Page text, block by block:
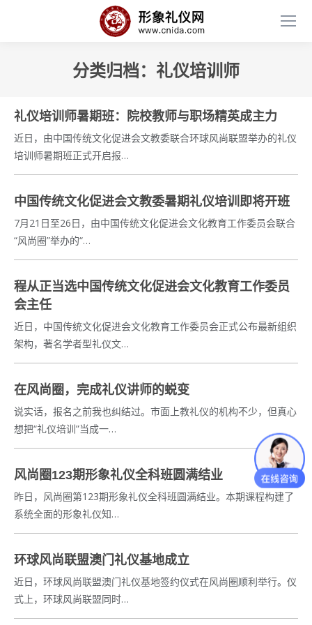
分类归档： 礼仪培训师
礼仪培训师暑期班：院校教师与职场精英成主力
近日，由中国传统文化促进会文教委联合环球风尚联盟举办的礼仪
培训师暑期班正式开启报…
中国传统文化促进会文教委暑期礼仪培训即将开班
7月21日至26日，由中国传统文化促进会文化教育工作委员会联合
“风尚圈”举办的“…
程从正当选中国传统文化促进会文化教育工作委员
会主任
近日，中国传统文化促进会文化教育工作委员会正式公布最新组织
架构，著名学者型礼仪文…
在风尚圈，完成礼仪讲师的蜕变
说实话，报名之前我也纠结过。市面上教礼仪的机构不少，但真心
想把“礼仪培训”当成一…
风尚圈123期形象礼仪全科班圆满结业
昨日，风尚圈第123期形象礼仪全科班圆满结业。本期课程构建了
系统全面的形象礼仪知…
环球风尚联盟澳门礼仪基地成立
近日，环球风尚联盟澳门礼仪基地签约仪式在风尚圈顺利举行。仪
式上，环球风尚联盟同时…